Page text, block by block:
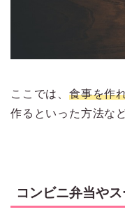
ここでは、 食事を作
作るといった方法な
コンビニ弁当や